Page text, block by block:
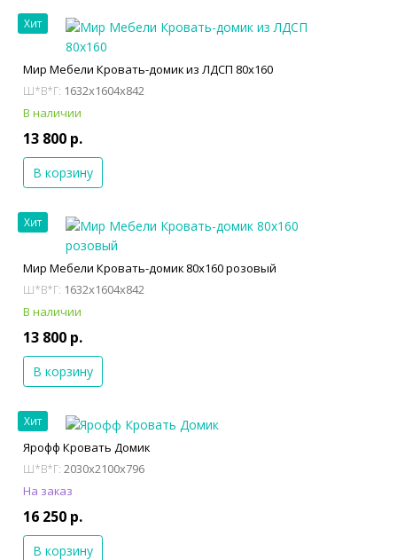
Хит
Мир Мебели Кровать-домик из ЛДСП 80х160
Ш*В*Г: 1632x1604x842
В наличии
13 800 р.
В корзину
Хит
Мир Мебели Кровать-домик 80х160 розовый
Ш*В*Г: 1632x1604x842
В наличии
13 800 р.
В корзину
Хит
Ярофф Кровать Домик
Ш*В*Г: 2030x2100x796
На заказ
16 250 р.
В корзину